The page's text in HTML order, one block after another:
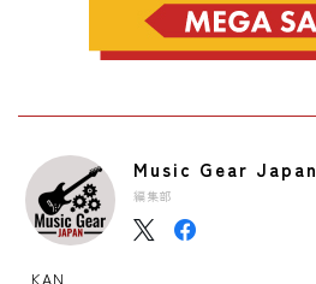
Music Gear Japan
編集部
KAN